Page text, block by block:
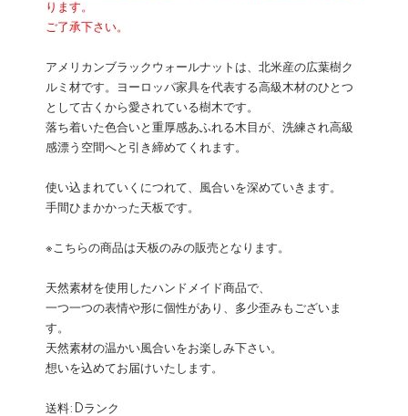
ります。
ご了承下さい。
アメリカンブラックウォールナットは、北米産の広葉樹ク
ルミ材です。ヨーロッパ家具を代表する高級木材のひとつ
として古くから愛されている樹木です。
落ち着いた色合いと重厚感あふれる木目が、洗練され高級
感漂う空間へと引き締めてくれます。
使い込まれていくにつれて、風合いを深めていきます。
手間ひまかかった天板です。
※こちらの商品は天板のみの販売となります。
天然素材を使用したハンドメイド商品で、
一つ一つの表情や形に個性があり、多少歪みもございま
す。
天然素材の温かい風合いをお楽しみ下さい。
想いを込めてお届けいたします。
送料:Dランク